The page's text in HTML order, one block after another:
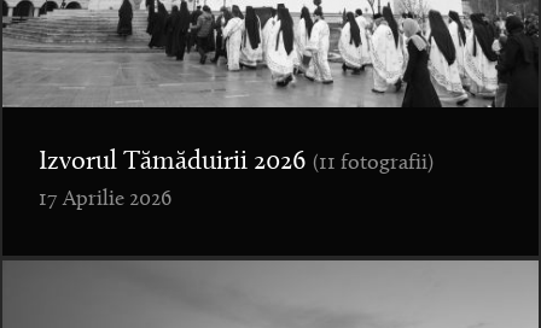
Izvorul Tămăduirii 2026 (11 fotografii)
17 Aprilie 2026